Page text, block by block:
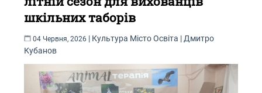
шкільних таборів
04 Червня, 2026 | Культура Місто Освіта | Дмитро
Кубанов